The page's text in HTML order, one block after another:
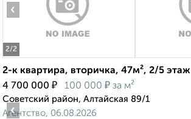
2/2
‹
2-к квартира, вторичка, 47м², 2/5 этаж
4 700 000 ₽ 100 000 ₽ за м²
Советский район, Алтайская 89/1
Агентство, 06.08.2026
‹